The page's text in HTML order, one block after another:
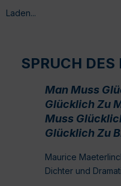
Laden...
SPRUCH DES
Man Muss
Glücklich Zu
Muss
Glücklich Zu
Maurice
Dichter und